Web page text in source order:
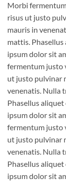
Morbi
risus ut justo
mauris in
mattis.
ipsum dolor sit
fermentum justo
ut justo pulvinar
venenatis. Nulla
Phasellus
ipsum dolor sit
fermentum justo
ut justo pulvinar
venenatis. Nulla
Phasellus
ipsum dolor sit